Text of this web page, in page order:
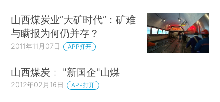
山西煤炭业“大矿时代”：矿难
与瞒报为何仍并存？
2011年11月07日 APP打开
山西煤炭： "新国企"山煤
2012年02月16日 APP打开